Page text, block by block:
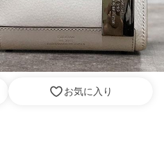
お気に入り